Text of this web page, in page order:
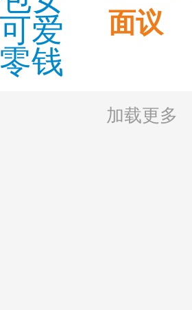
面议
加载更多